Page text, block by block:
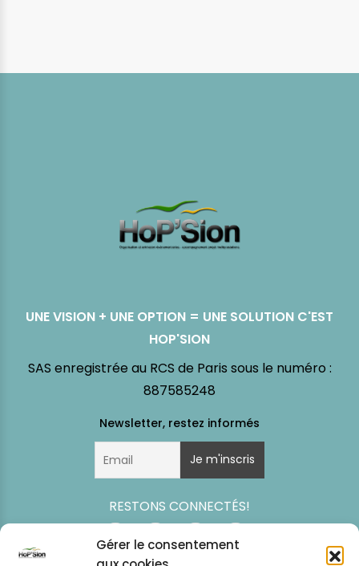
Gérer le consentement
UNE VISION + UNE OPTION = UNE SOLUTION C'EST
HOP'SION
SAS enregistrée au RCS de Paris sous le numéro :
887585248
RESTONS CONNECTÉS!